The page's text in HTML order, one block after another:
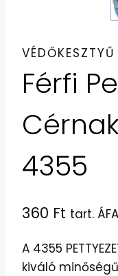
VÉDŐKESZTYŰ
Férfi
4355
360 Ft tart. ÁFA
A 4355
kiváló